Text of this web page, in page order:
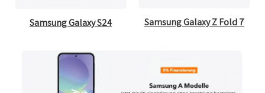
Samsung Galaxy S24 Samsung Galaxy Z Fold 7